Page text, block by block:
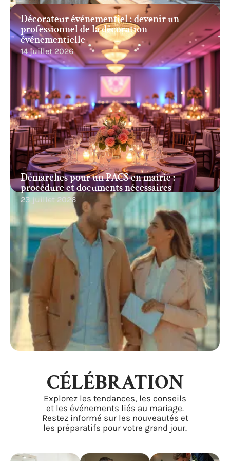
Démarches pour un PACS en mairie :
procédure et documents nécessaires
23 juillet 2026
Décorateur événementiel : devenir un
professionnel de la décoration
événementielle
14 juillet 2026
CÉLÉBRATION
Explorez les tendances, les conseils
et les événements liés au mariage.
Restez informé sur les nouveautés et
les préparatifs pour votre grand jour.